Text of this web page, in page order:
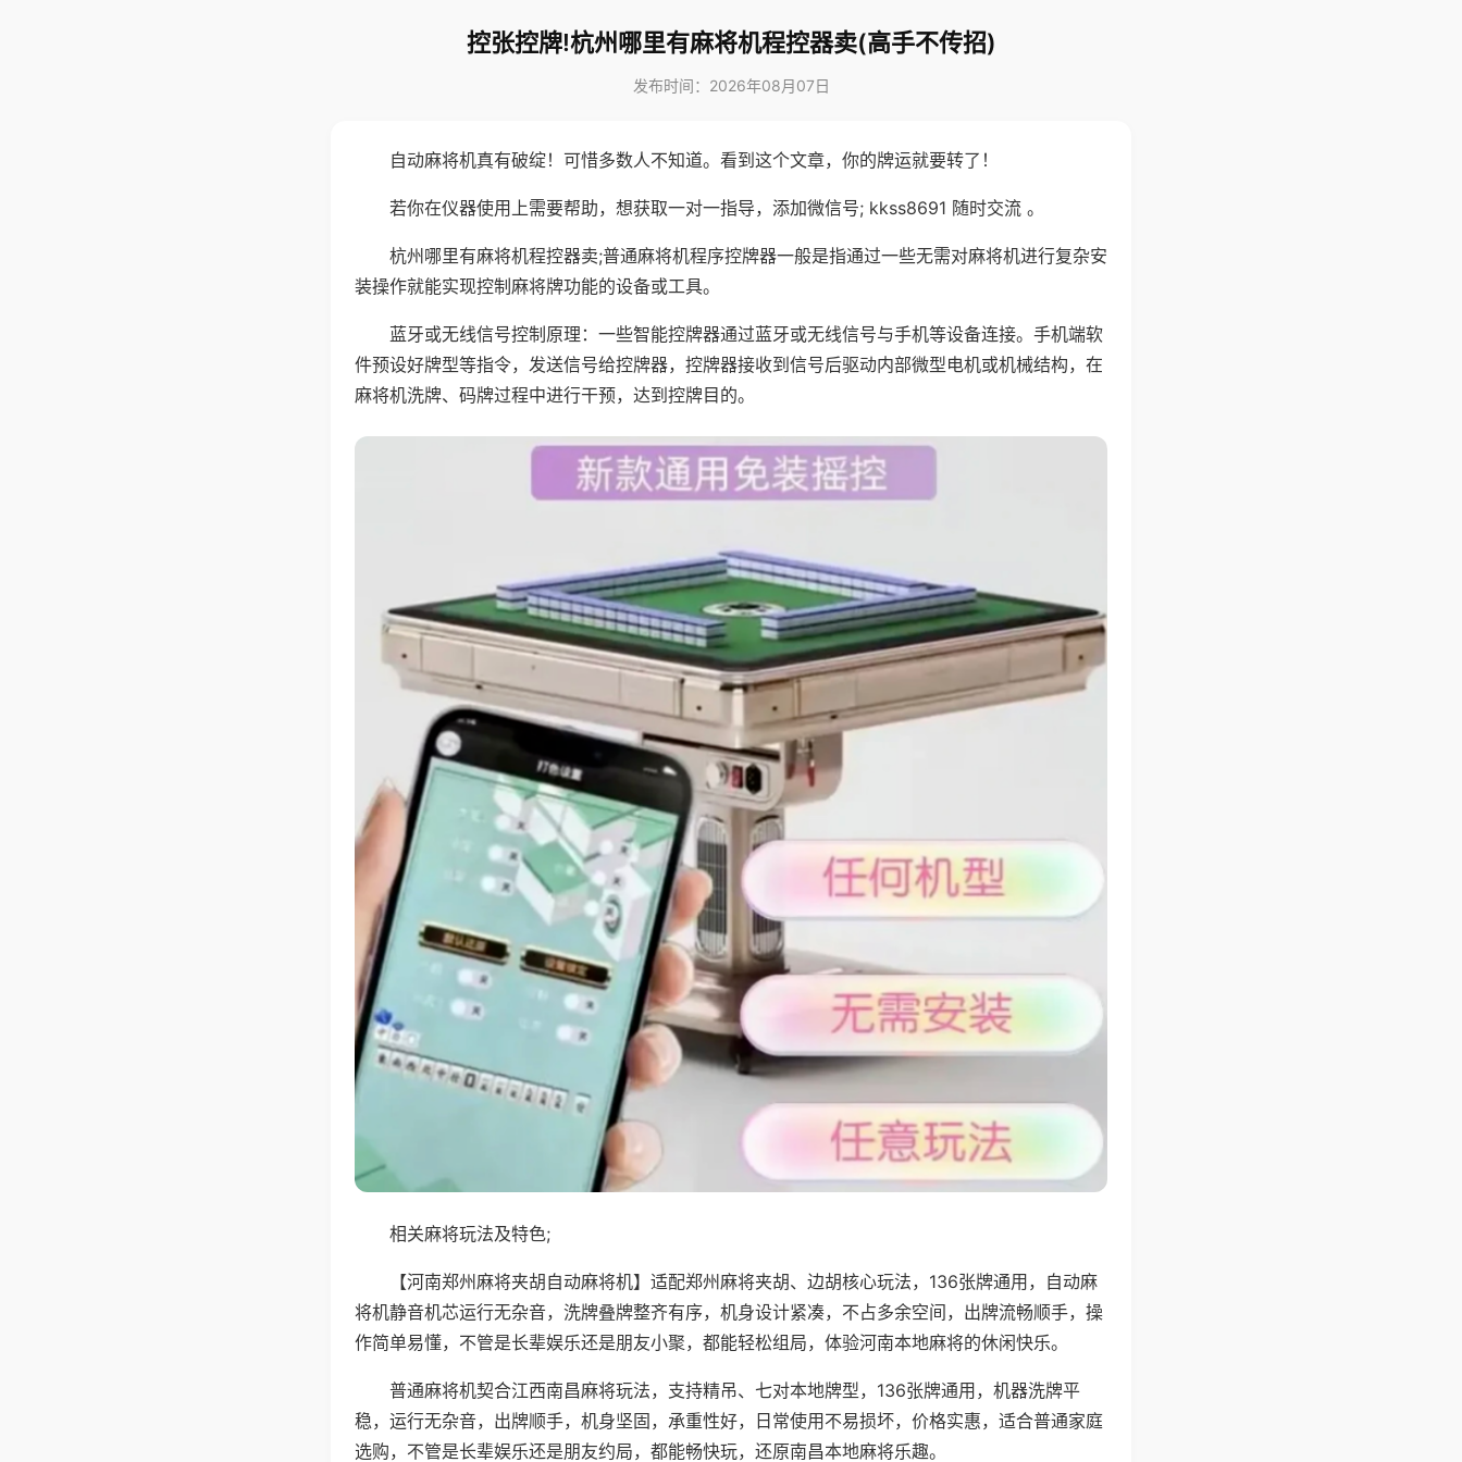
控张控牌!杭州哪里有麻将机程控器卖(高手不传招)
发布时间：2026年08月07日
自动麻将机真有破绽！可惜多数人不知道。看到这个文章，你的牌运就要转了！
若你在仪器使用上需要帮助，想获取一对一指导，添加微信号; kkss8691 随时交流 。
杭州哪里有麻将机程控器卖;普通麻将机程序控牌器一般是指通过一些无需对麻将机进行复杂安
装操作就能实现控制麻将牌功能的设备或工具。
蓝牙或无线信号控制原理：一些智能控牌器通过蓝牙或无线信号与手机等设备连接。手机端软
件预设好牌型等指令，发送信号给控牌器，控牌器接收到信号后驱动内部微型电机或机械结构，在
麻将机洗牌、码牌过程中进行干预，达到控牌目的。
相关麻将玩法及特色;
【河南郑州麻将夹胡自动麻将机】适配郑州麻将夹胡、边胡核心玩法，136张牌通用，自动麻
将机静音机芯运行无杂音，洗牌叠牌整齐有序，机身设计紧凑，不占多余空间，出牌流畅顺手，操
作简单易懂，不管是长辈娱乐还是朋友小聚，都能轻松组局，体验河南本地麻将的休闲快乐。
普通麻将机契合江西南昌麻将玩法，支持精吊、七对本地牌型，136张牌通用，机器洗牌平
稳，运行无杂音，出牌顺手，机身坚固，承重性好，日常使用不易损坏，价格实惠，适合普通家庭
选购，不管是长辈娱乐还是朋友约局，都能畅快玩，还原南昌本地麻将乐趣。